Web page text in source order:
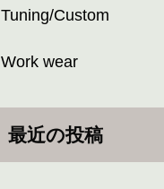
Tuning/Custom
Work wear
最近の投稿